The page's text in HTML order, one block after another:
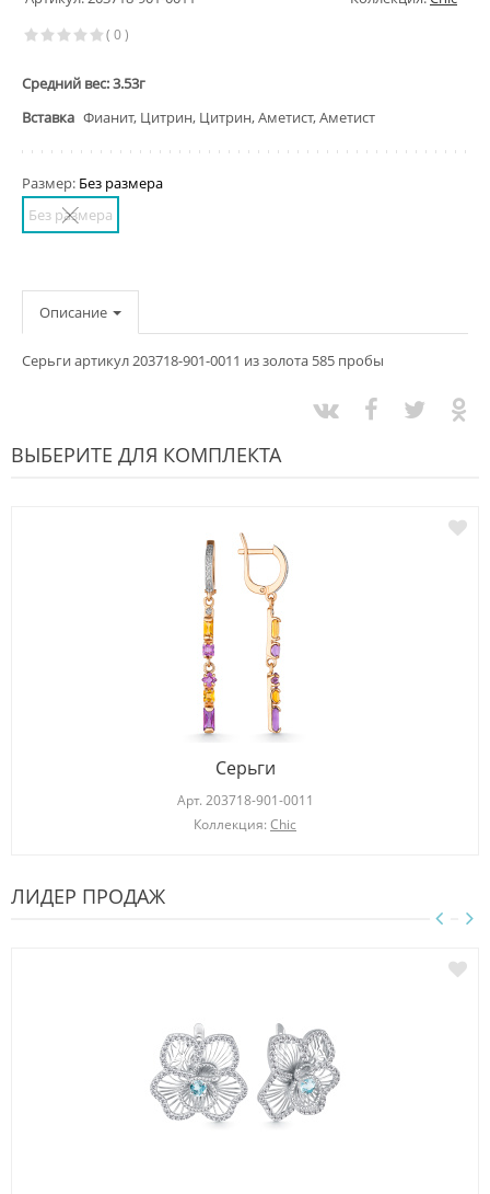
( 0 )
Средний вес: 3.53г
Вставка Фианит, Цитрин, Цитрин, Аметист, Аметист
Размер: Без размера
Без размера
Описание
Серьги артикул 203718-901-0011 из золота 585 пробы
ВЫБЕРИТЕ ДЛЯ КОМПЛЕКТА
Серьги
Арт. 203718-901-0011
Коллекция: Chic
ЛИДЕР ПРОДАЖ